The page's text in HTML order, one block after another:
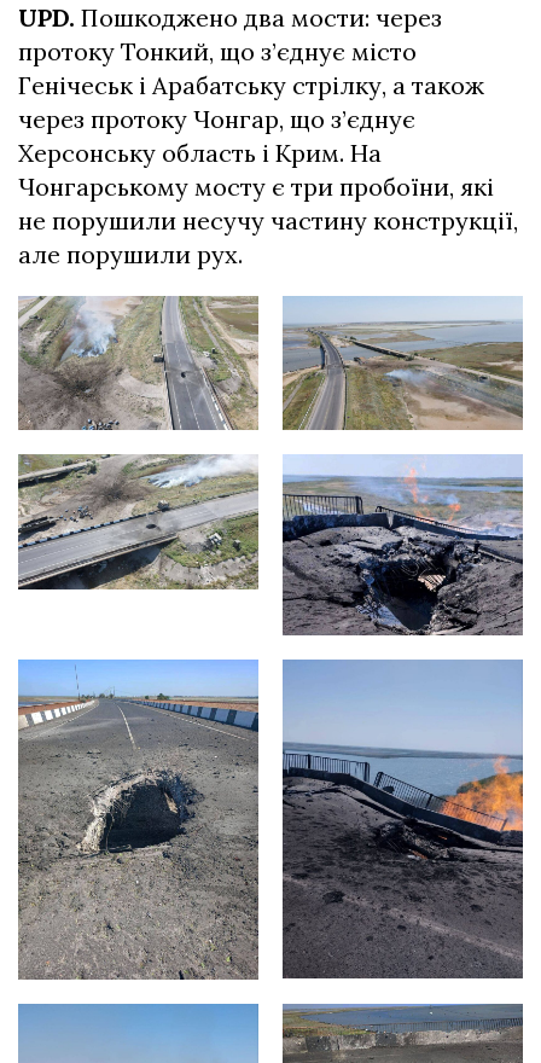
UPD. Пошкоджено два мости: через
протоку Тонкий, що з’єднує місто
Генічеськ і Арабатську стрілку, а також
через протоку Чонгар, що з’єднує
Херсонську область і Крим. На
Чонгарському мосту є три пробоїни, які
не порушили несучу частину конструкції,
але порушили рух.